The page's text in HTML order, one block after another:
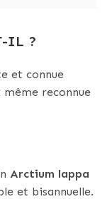
IL ?
et connue
même reconnue
Arctium lappa
et bisannuelle.